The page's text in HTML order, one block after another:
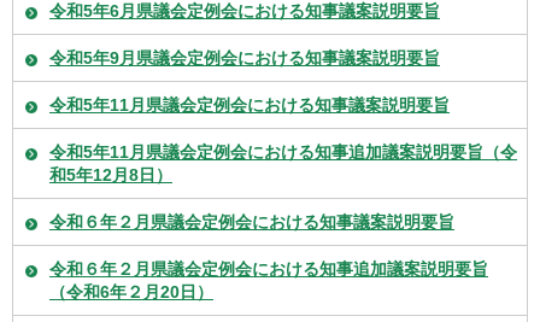
令和5年6月県議会定例会における知事議案説明要旨
令和5年9月県議会定例会における知事議案説明要旨
令和5年11月県議会定例会における知事議案説明要旨
令和5年11月県議会定例会における知事追加議案説明要旨（令
和5年12月8日）
令和６年２月県議会定例会における知事議案説明要旨
令和６年２月県議会定例会における知事追加議案説明要旨
（令和6年２月20日）